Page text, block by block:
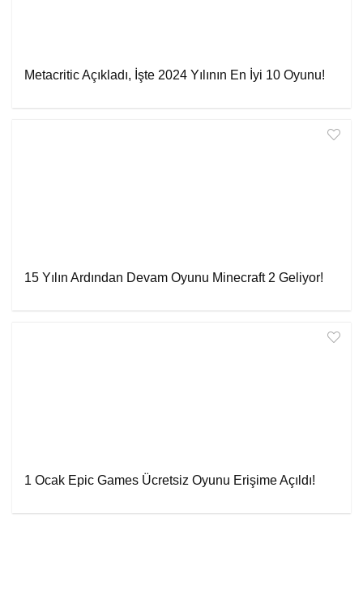
Metacritic Açıkladı, İşte 2024 Yılının En İyi 10 Oyunu!
15 Yılın Ardından Devam Oyunu Minecraft 2 Geliyor!
1 Ocak Epic Games Ücretsiz Oyunu Erişime Açıldı!